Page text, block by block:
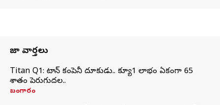
తాజా వార్తలు
Titan Q1: టైటాన్ కంపెనీ దూకుడు.. క్యూ1 లాభం ఏకంగా 65
శాతం పెరుగుదల..
బంగారం